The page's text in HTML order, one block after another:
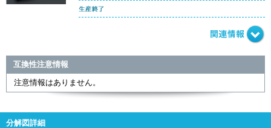
互換性注意情報
注意情報はありません。
分解図詳細